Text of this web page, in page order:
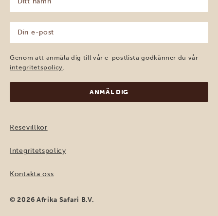
namn
(Obligatoriskt)
post
(Obligatoriskt)
Genom att anmäla dig till vår e-postlista godkänner du vår
integritetspolicy.
Resevillkor
Integritetspolicy
Kontakta oss
© 2026 Afrika Safari B.V.